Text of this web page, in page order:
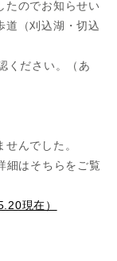
たのでお知らせい
道（刈込湖・切込
ください。（あ
んでした。
細はそちらをご覧
現在）